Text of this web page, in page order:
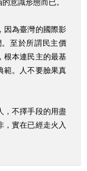
意識形態而已。
因為臺灣的國際影
至於所謂民主價
根本連民主的最基
範。人不要臉果真
，不擇手段的用盡
，實在已經走火入